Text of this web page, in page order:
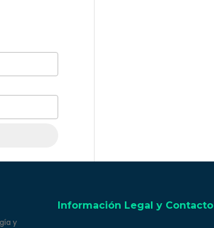
y
Información Legal y Contacto